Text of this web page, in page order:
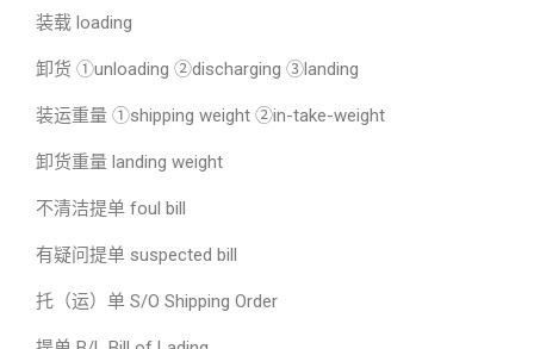
装载 loading
卸货 ①unloading ②discharging ③landing
装运重量 ①shipping weight ②in-take-weight
卸货重量 landing weight
不清洁提单 foul bill
有疑问提单 suspected bill
托（运）单 S/O Shipping Order